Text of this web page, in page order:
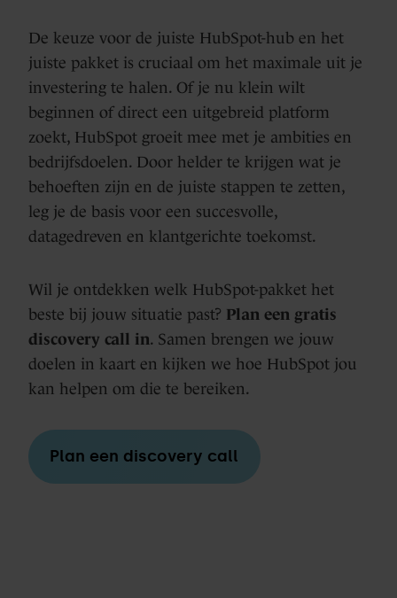
De keuze voor de juiste HubSpot-hub en het
juiste pakket is cruciaal om het maximale uit je
investering te halen. Of je nu klein wilt
beginnen of direct een uitgebreid platform
zoekt, HubSpot groeit mee met je ambities en
bedrijfsdoelen. Door helder te krijgen wat je
behoeften zijn en de juiste stappen te zetten,
leg je de basis voor een succesvolle,
datagedreven en klantgerichte toekomst.
Wil je ontdekken welk HubSpot-pakket het
beste bij jouw situatie past? Plan een gratis
discovery call in. Samen brengen we jouw
doelen in kaart en kijken we hoe HubSpot jou
kan helpen om die te bereiken.
Plan een discovery call